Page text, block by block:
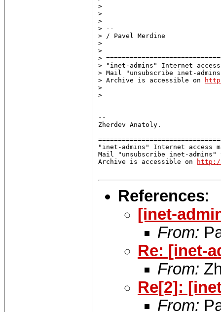
>
>
>
> --
> / Pavel Merdine
>
>
>
> "inet-admins" Internet
> Mail "unsubscribe inet-
> Archive is accessible on
>
>
--
Zherdev Anatoly.
"inet-admins" Internet access
Mail "unsubscribe inet-
Archive is accessible on
References:
[inet-
From:
Re: [inet-
From:
Re[2]:
From: